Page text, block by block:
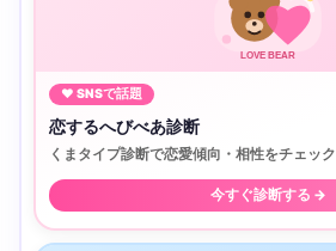
LOVE BEAR
♥ SNSで話題
恋するへびべあ診断
くまタイプ診断で恋愛傾向・相性をチェック
今すぐ診断する →